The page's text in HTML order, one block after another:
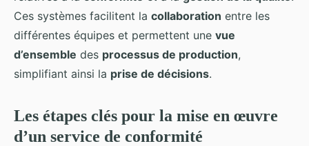
Ces systèmes facilitent la collaboration entre les
différentes équipes et permettent une vue
d’ensemble des processus de production,
simplifiant ainsi la prise de décisions.
Les étapes clés pour la mise en œuvre
d’un service de conformité